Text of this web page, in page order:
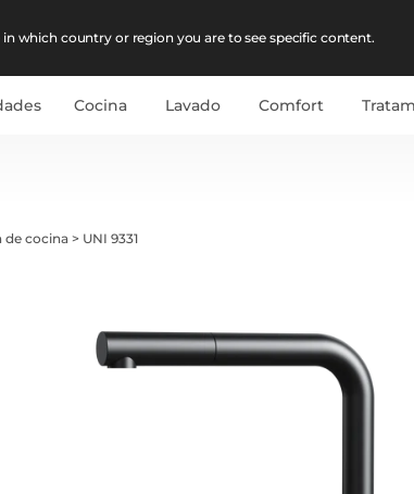
in which country or region you are to see specific content.
Cocina Lavado Comfort
de cocina > UNI 9331